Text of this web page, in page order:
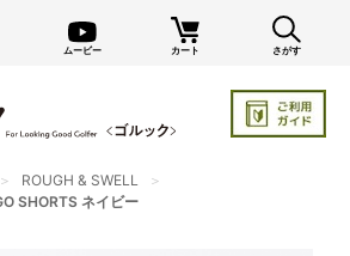
ムービー カート さがす
ROUGH & SWELL
SHORTS ネイビー
×
らのお知らせ（受信設定）
集部のオススメ、オトクな情報・買い
い方はぜひ！